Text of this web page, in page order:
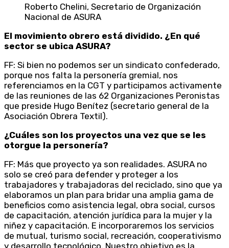
Roberto Chelini, Secretario de Organización
Nacional de ASURA
El movimiento obrero está dividido. ¿En qué
sector se ubica ASURA?
FF: Si bien no podemos ser un sindicato confederado,
porque nos falta la personería gremial, nos
referenciamos en la CGT y participamos activamente
de las reuniones de las 62 Organizaciones Peronistas
que preside Hugo Benítez (secretario general de la
Asociación Obrera Textil).
¿Cuáles son los proyectos una vez que se les
otorgue la personería?
FF: Más que proyecto ya son realidades. ASURA no
solo se creó para defender y proteger a los
trabajadores y trabajadoras del reciclado, sino que ya
elaboramos un plan para bridar una amplia gama de
beneficios como asistencia legal, obra social, cursos
de capacitación, atención jurídica para la mujer y la
niñez y capacitación. E incorporaremos los servicios
de mutual, turismo social, recreación, cooperativismo